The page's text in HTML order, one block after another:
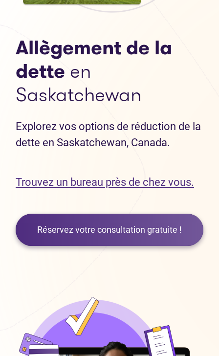
Allègement de la
dette en
Saskatchewan
Explorez vos options de réduction de la
dette en Saskatchewan, Canada.
Trouvez un bureau près de chez vous.
Réservez votre consultation gratuite !